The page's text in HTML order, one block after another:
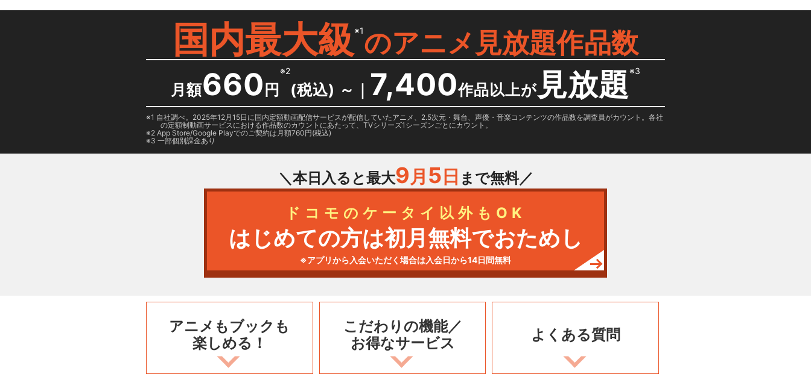
国内最大級 ※1のアニメ見放題作品数
月額660 円
※2
(税込) ～ ｜ 7,400作品以上が 見放題※3
1 自社調べ。2025年12月15日に国内定額動画配信サービスが配信していたアニメ、2.5次元・舞台、声優・音楽コンテンツの作品数を調査員がカウント。各社
の定額制動画サービスにおける作品数のカウントにあたって、TVシリーズ1シーズンごとにカウント。
2 App Store/Google Playでのご契約は月額760円(税込)
3 一部個別課金あり
＼本日入ると最大9月 5 日 まで無料／
ドコモのケータイ以外もOK
はじめての方は初月無料でおためし
※アプリから入会いただく場合は入会日から14日間無料
アニメもブックも
楽しめる！
こだわりの機能／
お得なサービス
よくある質問